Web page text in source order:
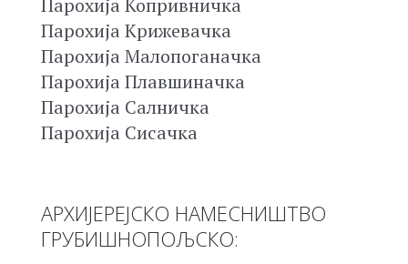
Парохија Копривничка
Парохија Крижевачка
Парохија Малопоганачка
Парохија Плавшиначка
Парохија Салничка
Парохија Сисачка
АРХИЈЕРЕЈСКО НАМЕСНИШТВО
ГРУБИШНОПОЉСКО: